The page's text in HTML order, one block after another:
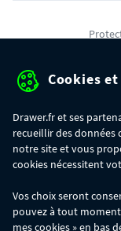
commande :
- 30€ sur votre
- 50€ sur votre
Cookies
Drawer.fr et ses
recueillir des données
notre site et vous
cookies nécessitent
Vos choix seront
pouvez à tout
mes cookies » en bas